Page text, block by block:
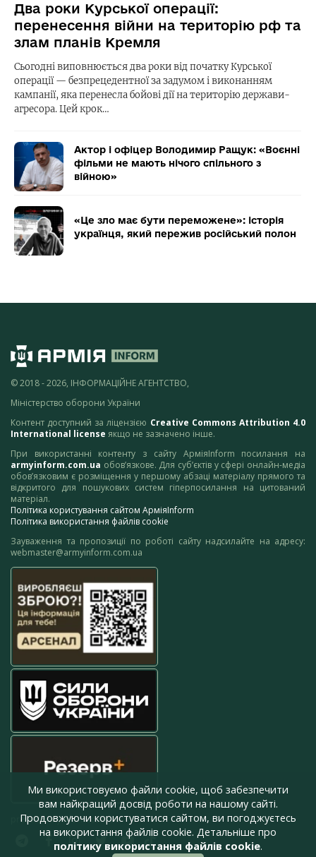
Два роки Курської операції:
перенесення війни на територію рф та
злам планів Кремля
Сьогодні виповнюється два роки від початку Курської
операції — безпрецедентної за задумом і виконанням
кампанії, яка перенесла бойові дії на територію держави-
агресора. Цей крок…
Актор і офіцер Володимир Ращук: «Воєнні
фільми не мають нічого спільного з
війною»
«Це зло має бути переможене»: історія
українця, який пережив російський полон
© 2018 - 2026, ІНФОРМАЦІЙНЕ АГЕНТСТВО,
Міністерство оборони України
Контент доступний за ліцензією Creative Commons Attribution 4.0
International license якщо не зазначено інше.
При використанні контенту з сайту АрміяInform посилання на
armyinform.com.ua обов’язкове. Для суб’єктів у сфері онлайн-медіа
обов’язковим є розміщення у першому абзаці матеріалу прямого та
відкритого для пошукових систем гіперпосилання на цитований
матеріал.
Політика користування сайтом АрміяInform
Політика використання файлів cookie
Зауваження та пропозиції по роботі сайту надсилайте на адресу:
webmaster@armyinform.com.ua
press@armyinform.com.ua
Ми використовуємо файли cookie, щоб забезпечити
вам найкращий досвід роботи на нашому сайті.
Продовжуючи користуватися сайтом, ви погоджуєтесь
на використання файлів cookie. Детальніше про
політику використання файлів cookie.